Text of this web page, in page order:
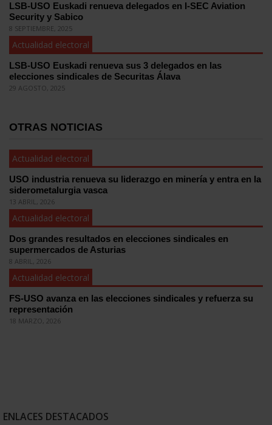
LSB-USO Euskadi renueva delegados en I-SEC Aviation
Security y Sabico
8 SEPTIEMBRE, 2025
Actualidad electoral
LSB-USO Euskadi renueva sus 3 delegados en las
elecciones sindicales de Securitas Álava
29 AGOSTO, 2025
OTRAS NOTICIAS
Actualidad electoral
USO industria renueva su liderazgo en minería y entra en la
siderometalurgia vasca
13 ABRIL, 2026
Actualidad electoral
Dos grandes resultados en elecciones sindicales en
supermercados de Asturias
8 ABRIL, 2026
Actualidad electoral
FS-USO avanza en las elecciones sindicales y refuerza su
representación
18 MARZO, 2026
ENLACES DESTACADOS